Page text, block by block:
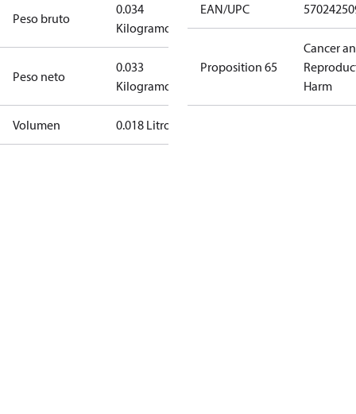
Peso bruto
0.034
Kilogramo
Peso neto
0.033
Kilogramo
Volumen 0.018 Litro
EAN/UPC
Proposition 65
Cancer
Harm